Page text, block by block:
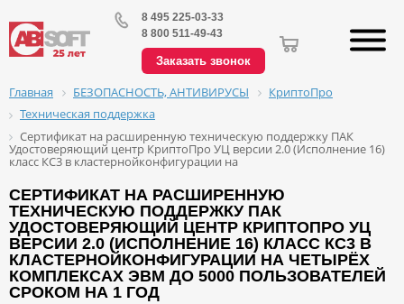
8 495 225-03-33
8 800 511-49-43
Заказать звонок
Главная БЕЗОПАСНОСТЬ, АНТИВИРУСЫ
КриптоПро
Техническая поддержка
Сертификат на расширенную техническую поддержку ПАК
Удостоверяющий центр КриптоПро УЦ версии 2.0 (Исполнение 16)
класс КС3 в кластернойконфигурации на
СЕРТИФИКАТ НА РАСШИРЕННУЮ
ТЕХНИЧЕСКУЮ ПОДДЕРЖКУ ПАК
УДОСТОВЕРЯЮЩИЙ ЦЕНТР КРИПТОПРО УЦ
ВЕРСИИ 2.0 (ИСПОЛНЕНИЕ 16) КЛАСС КС3 В
КЛАСТЕРНОЙКОНФИГУРАЦИИ НА ЧЕТЫРЁХ
КОМПЛЕКСАХ ЭВМ ДО 5000 ПОЛЬЗОВАТЕЛЕЙ
СРОКОМ НА 1 ГОД